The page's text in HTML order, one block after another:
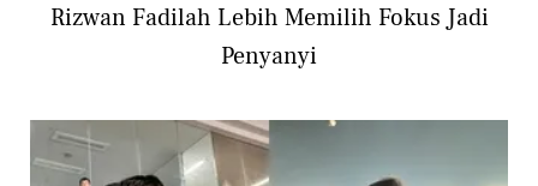
Rizwan Fadilah Lebih Memilih Fokus Jadi
Penyanyi